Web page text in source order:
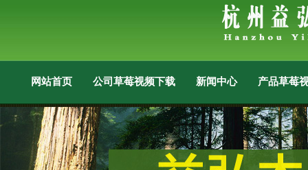
网站首页 公司草莓视频下载成人 新闻中心 产品草莓